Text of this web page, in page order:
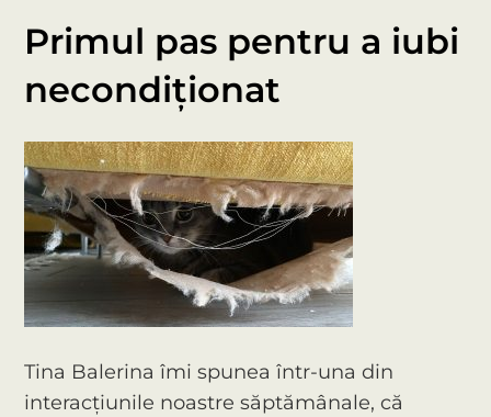
Primul pas pentru a iubi
necondiționat
Tina Balerina îmi spunea într-una din
interacțiunile noastre săptămânale, că